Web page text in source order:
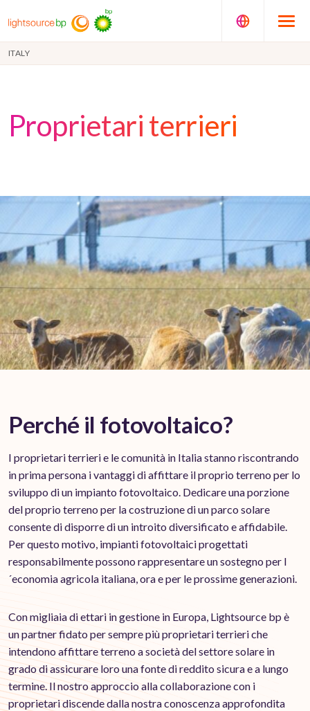
ITALY
Proprietari terrieri
Perché il fotovoltaico?
I proprietari terrieri e le comunità in Italia stanno riscontrando
in prima persona i vantaggi di affittare il proprio terreno per lo
sviluppo di un impianto fotovoltaico. Dedicare una porzione
del proprio terreno per la costruzione di un parco solare
consente di disporre di un introito diversificato e affidabile.
Per questo motivo, impianti fotovoltaici progettati
responsabilmente possono rappresentare un sostegno per l
´economia agricola italiana, ora e per le prossime generazioni.
Con migliaia di ettari in gestione in Europa, Lightsource bp è
un partner fidato per sempre più proprietari terrieri che
intendono affittare terreno a società del settore solare in
grado di assicurare loro una fonte di reddito sicura e a lungo
termine. Il nostro approccio alla collaborazione con i
proprietari discende dalla nostra conoscenza approfondita